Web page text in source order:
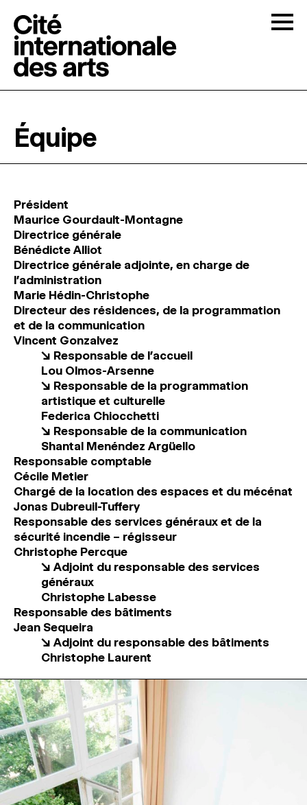
LA CITÉ ↓
ATELIERS OUVERTS
PROGRAMMATION
MAGAZINE
ESPACES DE PRATIQUE ARTISTIQUE
Recherche
Connexion
Équipe
Président
Maurice Gourdault-Montagne
Directrice générale
Bénédicte Alliot
Directrice générale adjointe, en charge de
l’administration
Marie Hédin-Christophe
Directeur des résidences, de la programmation
et de la communication
Vincent Gonzalvez
↘ Responsable de l’accueil
Lou Olmos-Arsenne
↘ Responsable de la programmation
artistique et culturelle
Federica Chiocchetti
↘ Responsable de la communication
Shantal Menéndez Argüello
Responsable comptable
Cécile Metier
Chargé de la location des espaces et du mécénat
Jonas Dubreuil-Tuffery
Responsable des services généraux et de la
sécurité incendie – régisseur
Christophe Percque
↘ Adjoint du responsable des services
généraux
Christophe Labesse
Responsable des bâtiments
Jean Sequeira
↘ Adjoint du responsable des bâtiments
Christophe Laurent